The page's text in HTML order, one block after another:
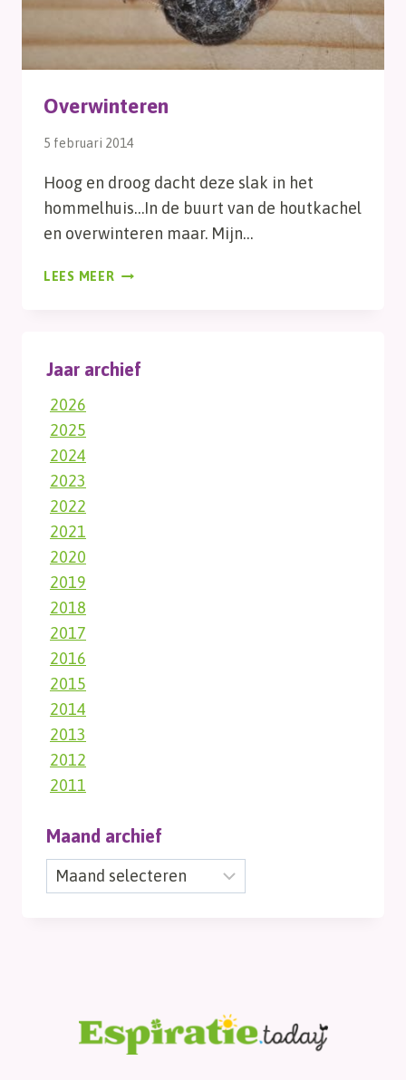
Overwinteren
5 februari 2014
Hoog en droog dacht deze slak in het
hommelhuis…In de buurt van de houtkachel
en overwinteren maar. Mijn…
LEES MEER OVERWINTEREN
Jaar archief
2026
2025
2024
2023
2022
2021
2020
2019
2018
2017
2016
2015
2014
2013
2012
2011
Maand archief
Maand
archief